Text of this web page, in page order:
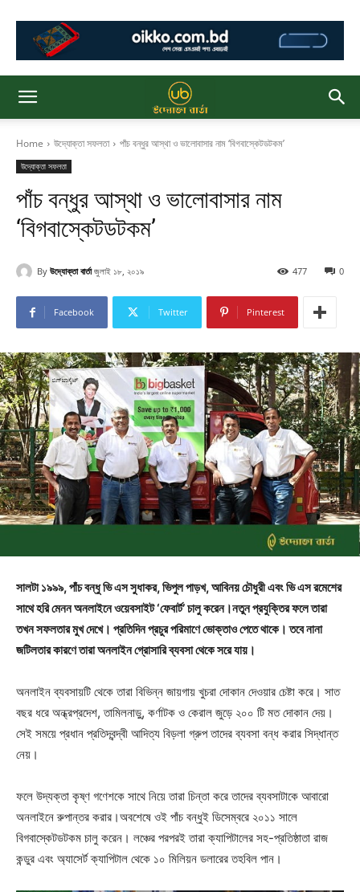
Home উদ্যোক্তা সফলতা পাঁচ বন্ধুর আস্থা ও ভালোবাসার নাম ‘বিগবাস্কেটডটকম’
উদ্যোক্তা সফলতা
পাঁচ বন্ধুর আস্থা ও ভালোবাসার নাম
‘বিগবাস্কেটডটকম’
By উদ্যোক্তা বার্তা জুলাই ১৮, ২০১৯ 0
477
Facebook Twitter Pinterest
সালটা ১৯৯৯, পাঁচ বন্ধু ভি এস সুধাকর, ভিপুল পাড়খ, আবিনয় চৌধুরী এবং ভি এস রমেশের
সাথে হরি মেনন অনলাইনে ওয়েবসাইট ‘ফেবার্ট’ চালু করেন।নতুন প্রযুক্তির ফলে তারা
তখন সফলতার মুখ দেখে। প্রতিদিন প্রচুর পরিমাণে ভোক্তাও পেতে থাকে। তবে নানা
জটিলতার কারণে তারা অনলাইন গ্রোসারি ব্যবসা থেকে সরে যায়।
অনলাইন ব্যবসায়টি থেকে তারা বিভিন্ন জায়গায় খুচরা দোকান দেওয়ার চেষ্টা করে। সাত
বছর ধরে অন্ধ্রপ্রদেশ, তামিলনাড়ু, কর্ণাটক ও কেরাল জুড়ে ২০০ টি মত দোকান দেয়।
সেই সময়ে প্রধান প্রতিদ্বন্দ্বী আদিত্য বিড়লা গ্রুপ তাদের ব্যবসা বন্ধ করার সিদ্ধান্ত
নেয়।
ফলে উদ্যক্তা কৃষ্ণ গণেশকে সাথে নিয়ে তারা চিন্তা করে তাদের ব্যবসাটাকে আবারো
অনলাইনে রুপান্তর করার।অবশেষে ওই পাঁচ বন্ধুই ডিসেম্বরে ২০১১ সালে
বিগবাস্কেটডটকম চালু করেন। লঞ্চের পরপরই তারা ক্যাপিটালের সহ-প্রতিষ্ঠাতা রাজ
কন্ডুর এবং অ্যাসের্ট ক্যাপিটাল থেকে ১০ মিলিয়ন ডলারের তহবিল পান।